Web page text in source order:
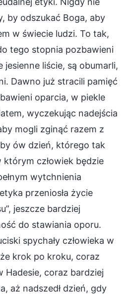
by odszukać Boga, aby
w świecie ludzi. To tak,
tego stopnia pozbawieni
jesienne liście, są obumarli,
Dawno już stracili pamięć
oparcia, w piekle
wyczekując nadejścia
mogli zginąć razem z
ów dzień, którego tak
którym człowiek będzie
wytchnienia
przeniosła życie
jeszcze bardziej
do stawiania oporu.
spychały człowieka w
krok po kroku, coraz
Hadesie, coraz bardziej
aż nadszedł dzień, gdy